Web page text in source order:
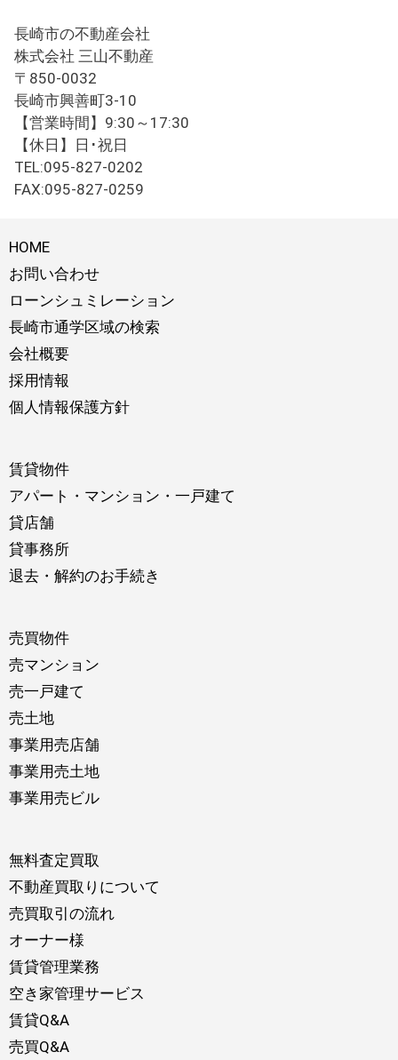
長崎市の不動産会社
株式会社 三山不動産
〒850-0032
長崎市興善町3-10
【営業時間】9:30～17:30
【休日】日･祝日
TEL:095-827-0202
FAX:095-827-0259
HOME
お問い合わせ
ローンシュミレーション
長崎市通学区域の検索
会社概要
採用情報
個人情報保護方針
賃貸物件
アパート・マンション・一戸建て
貸店舗
貸事務所
退去・解約のお手続き
売買物件
売マンション
売一戸建て
売土地
事業用売店舗
事業用売土地
事業用売ビル
無料査定買取
不動産買取りについて
売買取引の流れ
オーナー様
賃貸管理業務
空き家管理サービス
賃貸Q&A
売買Q&A